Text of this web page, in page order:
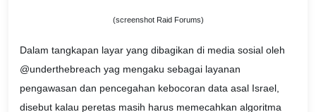
(screenshot Raid Forums)
Dalam tangkapan layar yang dibagikan di media sosial oleh
@underthebreach yag mengaku sebagai layanan
pengawasan dan pencegahan kebocoran data asal Israel,
disebut kalau peretas masih harus memecahkan algoritma